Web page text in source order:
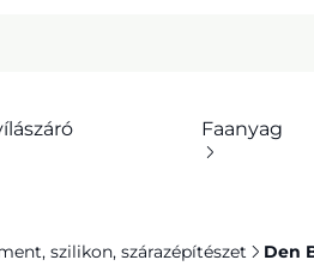
Faanyag
szilikon, szárazépítészet Den